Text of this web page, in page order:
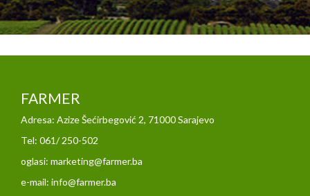
FARMER
Adresa: Azize Šećirbegović 2, 71000 Sarajevo
Tel: 061/ 250-502
oglasi: marketing@farmer.ba
e-mail: info@farmer.ba